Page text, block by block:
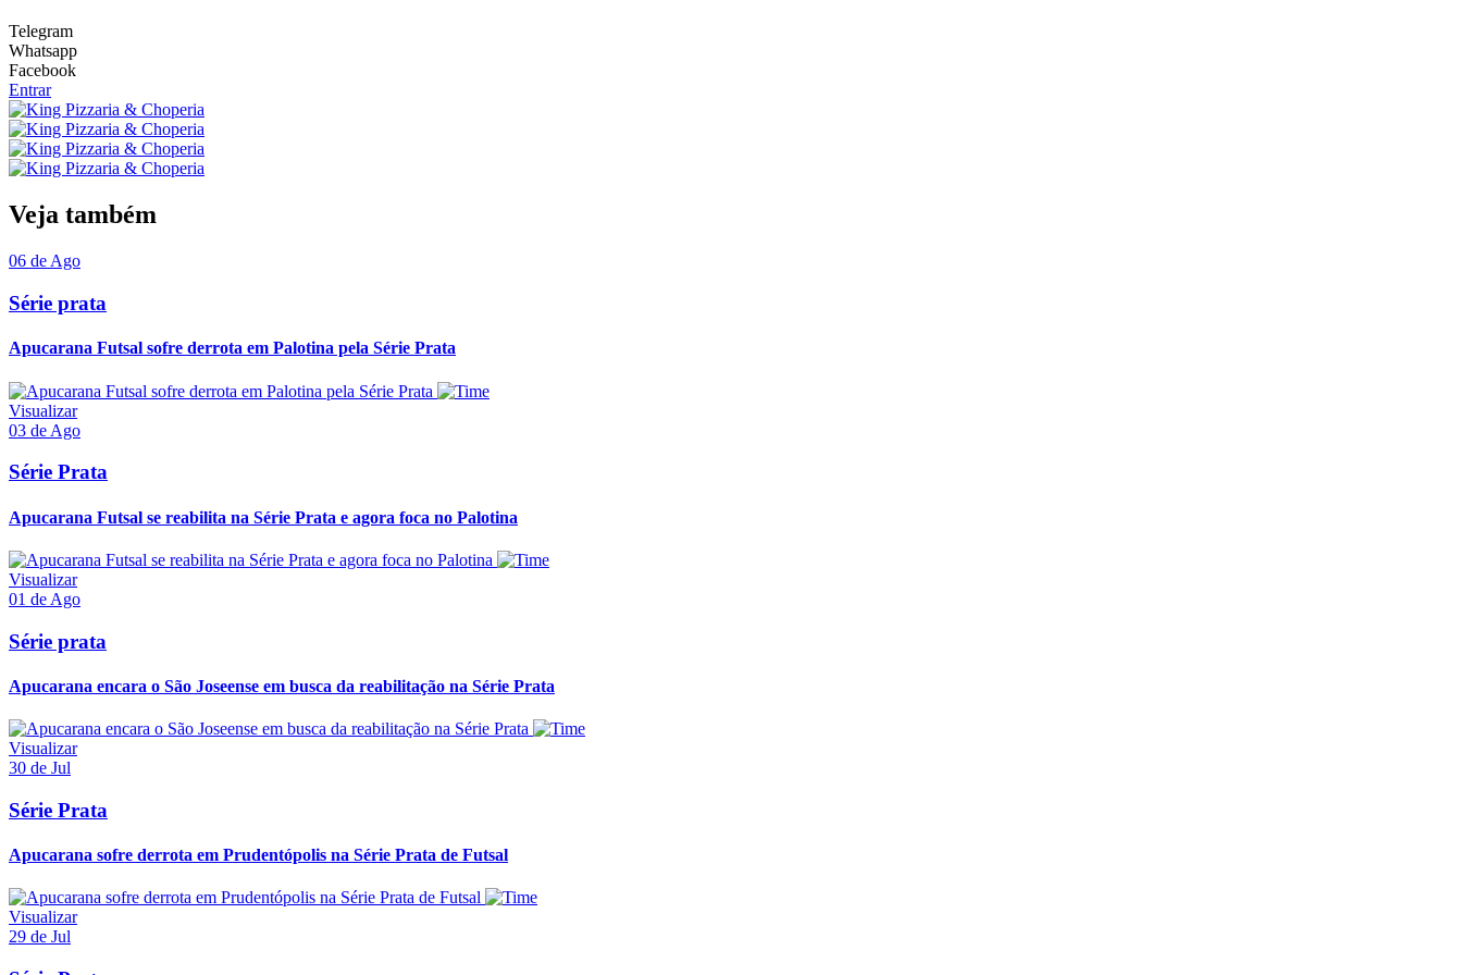
Telegram
Whatsapp
Facebook
Entrar
Veja também
06 de Ago
Série prata
Apucarana Futsal sofre derrota em Palotina pela Série Prata
Visualizar
03 de Ago
Série Prata
Apucarana Futsal se reabilita na Série Prata e agora foca no Palotina
Visualizar
01 de Ago
Série prata
Apucarana encara o São Joseense em busca da reabilitação na Série Prata
Visualizar
30 de Jul
Série Prata
Apucarana sofre derrota em Prudentópolis na Série Prata de Futsal
Visualizar
29 de Jul